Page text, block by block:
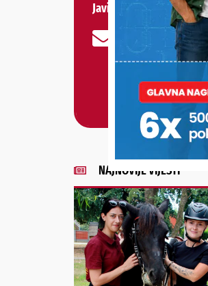
Javite nam se!
NAJNOVIJE VIJESTI